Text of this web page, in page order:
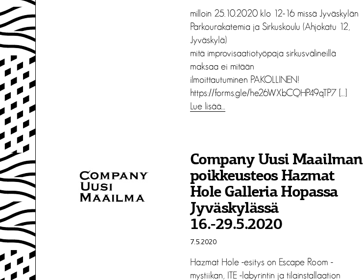
milloin 25.10.2020 klo 12-16 missä Jyväskylän
Parkourakatemia ja Sirkuskoulu (Ahjokatu 12,
Jyväskylä)
mitä improvisaatiotyöpaja sirkusvälineillä
maksaa ei mitään
ilmoittautuminen PAKOLLINEN!
https://forms.gle/he26WXbCQHP49qTP7 […]
Lue lisää…
Company Uusi Maailman
poikkeusteos Hazmat
Hole Galleria Hopassa
Jyväskylässä
16.-29.5.2020
7.5.2020
Hazmat Hole -esitys on Escape Room -
mystiikan, ITE -labyrintin ja tilainstallaation